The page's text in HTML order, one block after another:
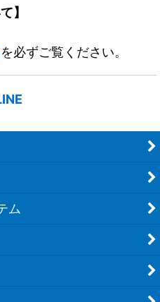
】
を必ずご覧ください。
ム